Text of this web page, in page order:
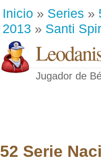
Inicio » Series »
2013 » Santi
Jugador de
52 Serie